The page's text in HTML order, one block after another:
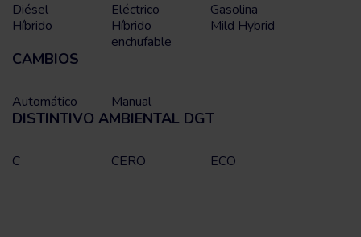
Diésel Eléctrico
Gasolina
Híbrido
Híbrido
enchufable
Mild Hybrid
CAMBIOS
Automático Manual
DISTINTIVO AMBIENTAL DGT
C CERO ECO